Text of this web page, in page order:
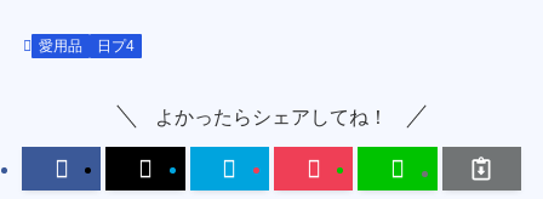
愛用品 日プ4
よかったらシェアしてね！